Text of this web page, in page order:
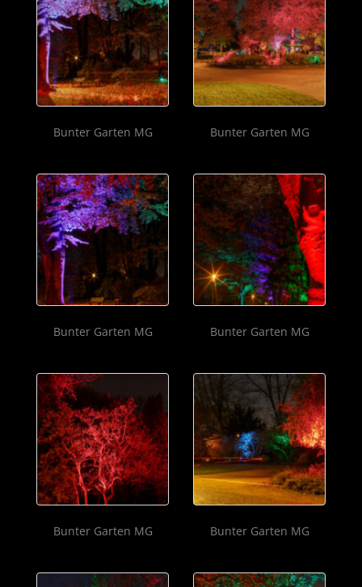
Bunter Garten MG Bunter Garten MG
Bunter Garten MG Bunter Garten MG
Bunter Garten MG Bunter Garten MG